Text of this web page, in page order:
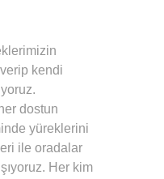
kendi
her dostun
yüreklerini
ile oradalar
Her kim